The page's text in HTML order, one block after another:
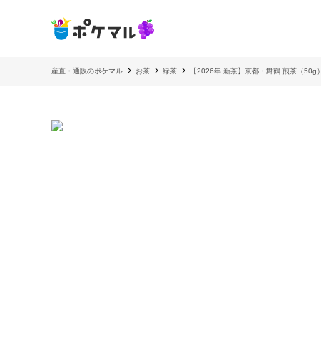
産直・通販のポケマル お茶 緑茶 【2026年 新茶】京都・舞鶴 煎茶（50g）